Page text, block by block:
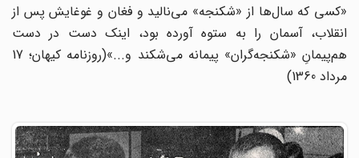
«کسی که سال‌ها از «شکنجه» می‌نالید و فغان و غوغایش پس از
انقلاب، آسمان را به ستوه آورده بود، اینک دست در دست
هم‌پیمانِ «شکنجه‌گران» پیمانه می‌شکند و...»(روزنامه کیهان؛ 17
مرداد 1360)